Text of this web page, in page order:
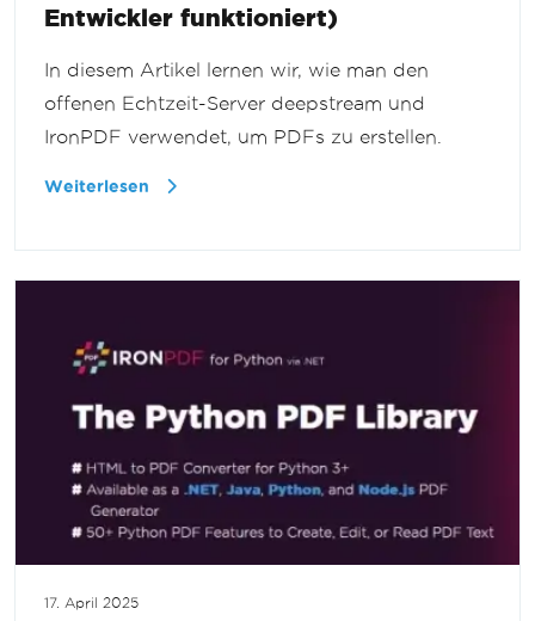
Entwickler funktioniert)
In diesem Artikel lernen wir, wie man den
offenen Echtzeit-Server deepstream und
IronPDF verwendet, um PDFs zu erstellen.
Weiterlesen
17. April 2025